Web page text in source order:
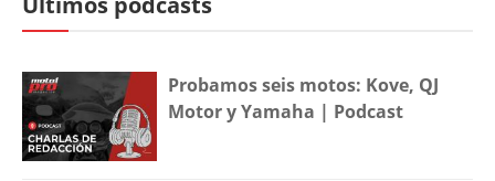
Probamos seis motos: Kove, QJ
Motor y Yamaha | Podcast